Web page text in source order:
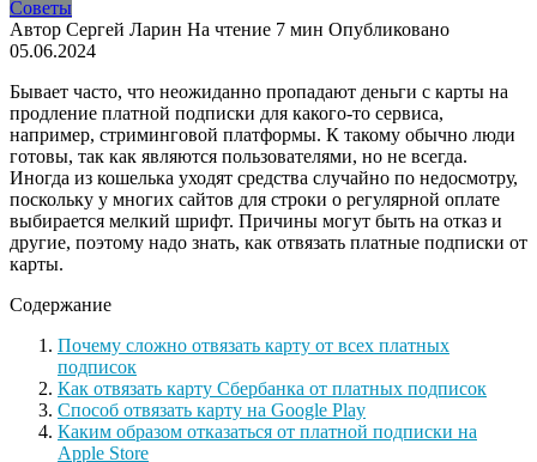
Советы
Автор Сергей Ларин На чтение 7 мин Опубликовано
05.06.2024
Бывает часто, что неожиданно пропадают деньги с карты на
продление платной подписки для какого-то сервиса,
например, стриминговой платформы. К такому обычно люди
готовы, так как являются пользователями, но не всегда.
Иногда из кошелька уходят средства случайно по недосмотру,
поскольку у многих сайтов для строки о регулярной оплате
выбирается мелкий шрифт. Причины могут быть на отказ и
другие, поэтому надо знать, как отвязать платные подписки от
карты.
Содержание
Почему сложно отвязать карту от всех платных
подписок
Как отвязать карту Сбербанка от платных подписок
Способ отвязать карту на Google Play
Каким образом отказаться от платной подписки на
Apple Store